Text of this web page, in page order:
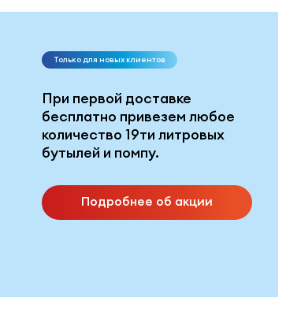
Только для новых клиентов
При первой доставке
бесплатно привезем любое
количество 19ти литровых
бутылей и помпу.
Подробнее об акции